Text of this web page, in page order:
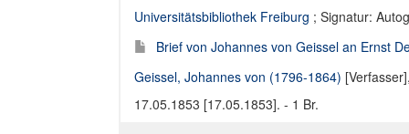
Universitätsbibliothek Freiburg ; Signatur:
Brief von Johannes von Geissel an Ernst
Geissel, Johannes von (1796-1864)
17.05.1853 [17.05.1853]. - 1 Br.